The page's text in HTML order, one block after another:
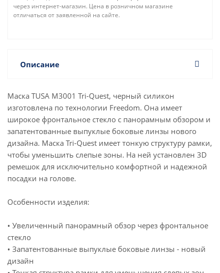
через интернет-магазин. Цена в розничном магазине
отличаться от заявленной на сайте.
Описание
Маска TUSA M3001 Tri-Quest, черный силикон
изготовлена по технологии Freedom. Она имеет
широкое фронтальное стекло с панорамным обзором и
запатентованные выпуклые боковые линзы нового
дизайна. Маска Tri-Quest имеет тонкую структуру рамки,
чтобы уменьшить слепые зоны. На ней установлен 3D
ремешок для исключительно комфортной и надежной
посадки на голове.
Особенности изделия:
• Увеличенный панорамный обзор через фронтальное
стекло
• Запатентованные выпуклые боковые линзы - новый
дизайн